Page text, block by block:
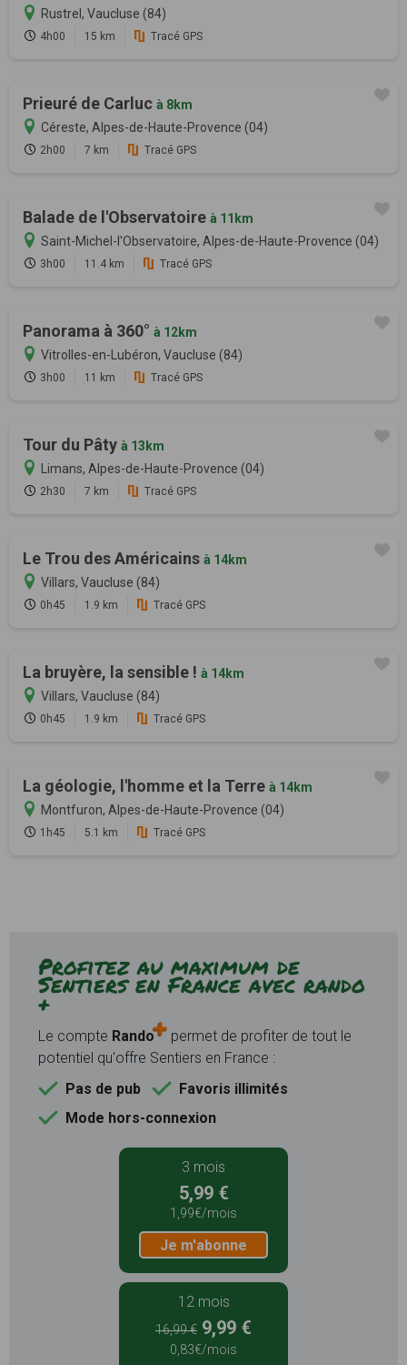
Rustrel, Vaucluse (84)
4h00 15 km Tracé GPS
Prieuré de Carluc à 8km
Céreste, Alpes-de-Haute-Provence (04)
2h00 7 km Tracé GPS
Balade de l'Observatoire à 11km
Saint-Michel-l'Observatoire, Alpes-de-Haute-Provence (04)
3h00 11.4 km Tracé GPS
Panorama à 360° à 12km
Vitrolles-en-Lubéron, Vaucluse (84)
3h00 11 km Tracé GPS
Tour du Pâty à 13km
Limans, Alpes-de-Haute-Provence (04)
2h30 7 km Tracé GPS
Le Trou des Américains à 14km
Villars, Vaucluse (84)
0h45 1.9 km Tracé GPS
La bruyère, la sensible ! à 14km
Villars, Vaucluse (84)
0h45 1.9 km Tracé GPS
La géologie, l'homme et la Terre à 14km
Montfuron, Alpes-de-Haute-Provence (04)
1h45 5.1 km Tracé GPS
Profitez au maximum de
Sentiers en France avec rando
+
Le compte Rando
permet de profiter de tout le
potentiel qu'offre Sentiers en France :
Pas de pub
Favoris illimités
Mode hors-connexion
3 mois
5,99 €
1,99€/mois
Je m'abonne
12 mois
16,99 € 9,99 €
0,83€/mois